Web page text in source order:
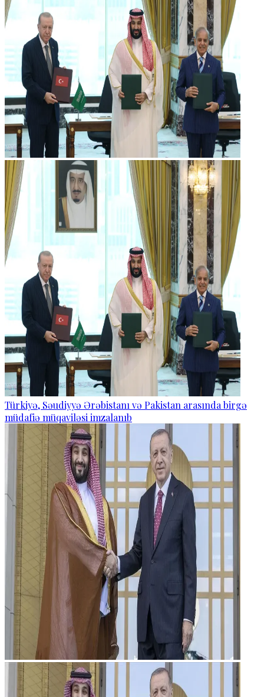
Türkiyə, Səudiyyə Ərəbistanı və Pakistan arasında birgə
müdafiə müqaviləsi imzalanıb